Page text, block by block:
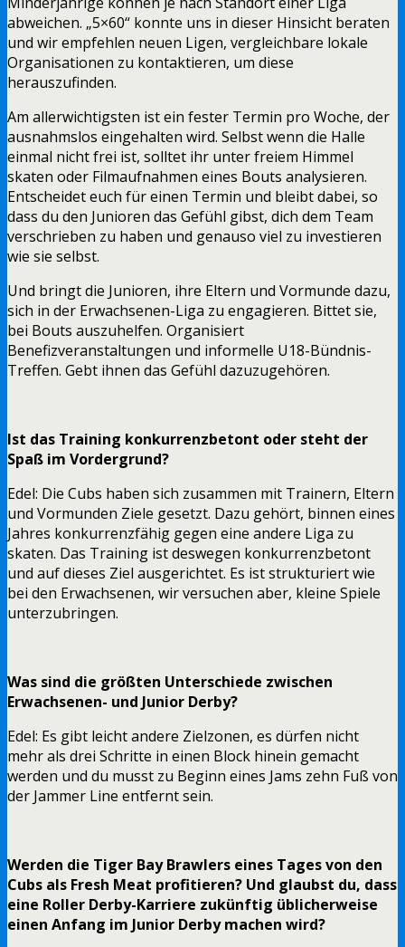
abweichen. „5×60“ konnte uns in dieser Hinsicht beraten
und wir empfehlen neuen Ligen, vergleichbare lokale
Organisationen zu kontaktieren, um diese
herauszufinden.
Am allerwichtigsten ist ein fester Termin pro Woche, der
ausnahmslos eingehalten wird. Selbst wenn die Halle
einmal nicht frei ist, solltet ihr unter freiem Himmel
skaten oder Filmaufnahmen eines Bouts analysieren.
Entscheidet euch für einen Termin und bleibt dabei, so
dass du den Junioren das Gefühl gibst, dich dem Team
verschrieben zu haben und genauso viel zu investieren
wie sie selbst.
Und bringt die Junioren, ihre Eltern und Vormunde dazu,
sich in der Erwachsenen-Liga zu engagieren. Bittet sie,
bei Bouts auszuhelfen. Organisiert
Benefizveranstaltungen und informelle U18-Bündnis-
Treffen. Gebt ihnen das Gefühl dazuzugehören.
Ist das Training konkurrenzbetont oder steht der
Spaß im Vordergrund?
Edel: Die Cubs haben sich zusammen mit Trainern, Eltern
und Vormunden Ziele gesetzt. Dazu gehört, binnen eines
Jahres konkurrenzfähig gegen eine andere Liga zu
skaten. Das Training ist deswegen konkurrenzbetont
und auf dieses Ziel ausgerichtet. Es ist strukturiert wie
bei den Erwachsenen, wir versuchen aber, kleine Spiele
unterzubringen.
Was sind die größten Unterschiede zwischen
Erwachsenen- und Junior Derby?
Edel: Es gibt leicht andere Zielzonen, es dürfen nicht
mehr als drei Schritte in einen Block hinein gemacht
werden und du musst zu Beginn eines Jams zehn Fuß von
der Jammer Line entfernt sein.
Werden die Tiger Bay Brawlers eines Tages von den
Cubs als Fresh Meat profitieren? Und glaubst du, dass
eine Roller Derby-Karriere zukünftig üblicherweise
einen Anfang im Junior Derby machen wird?